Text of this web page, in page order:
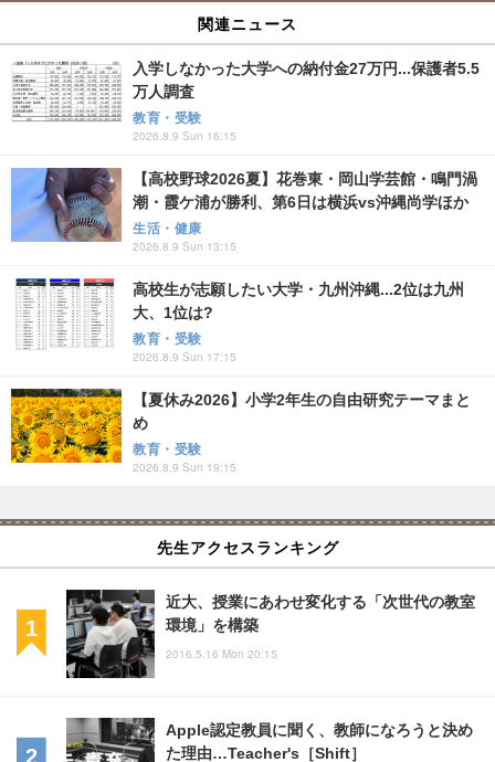
関連ニュース
入学しなかった大学への納付金27万円...保護者5.5
万人調査
教育・受験
2026.8.9 Sun 16:15
【高校野球2026夏】花巻東・岡山学芸館・鳴門渦
潮・霞ケ浦が勝利、第6日は横浜vs沖縄尚学ほか
生活・健康
2026.8.9 Sun 13:15
高校生が志願したい大学・九州沖縄...2位は九州
大、1位は?
教育・受験
2026.8.9 Sun 17:15
【夏休み2026】小学2年生の自由研究テーマまと
め
教育・受験
2026.8.9 Sun 19:15
先生アクセスランキング
近大、授業にあわせ変化する「次世代の教室
環境」を構築
2016.5.16 Mon 20:15
Apple認定教員に聞く、教師になろうと決め
た理由…Teacher's［Shift］